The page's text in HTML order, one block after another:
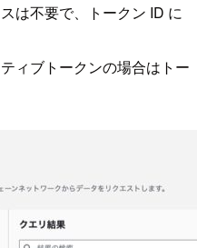
は不要で、トークン ID に
ィブトークンの場合はトー